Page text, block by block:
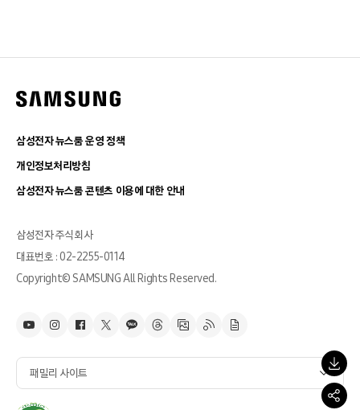
삼성전자 뉴스룸 운영 정책
개인정보처리방침
삼성전자 뉴스룸 콘텐츠 이용에 대한 안내
삼성전자 주식회사
대표번호 : 02-2255-0114
Copyright© SAMSUNG All Rights Reserved.
패밀리 사이트